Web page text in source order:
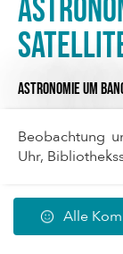
ASTRONOMIEUM
Beobachtung
Uhr,
Alle